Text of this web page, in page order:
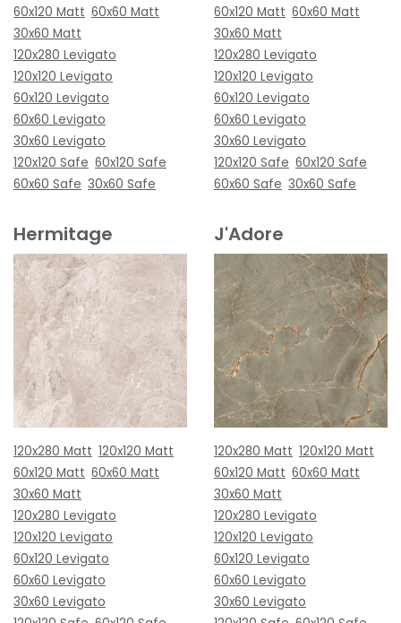
60x120 Matt 60x60 Matt
30x60 Matt
120x280 Levigato
120x120 Levigato
60x120 Levigato
60x60 Levigato
30x60 Levigato
120x120 Safe 60x120 Safe
60x60 Safe 30x60 Safe
60x120 Matt 60x60 Matt
30x60 Matt
120x280 Levigato
120x120 Levigato
60x120 Levigato
60x60 Levigato
30x60 Levigato
120x120 Safe 60x120 Safe
60x60 Safe 30x60 Safe
Hermitage
120x280 Matt 120x120 Matt
60x120 Matt 60x60 Matt
30x60 Matt
120x280 Levigato
120x120 Levigato
60x120 Levigato
60x60 Levigato
30x60 Levigato
J'Adore
120x280 Matt 120x120 Matt
60x120 Matt 60x60 Matt
30x60 Matt
120x280 Levigato
120x120 Levigato
60x120 Levigato
60x60 Levigato
30x60 Levigato